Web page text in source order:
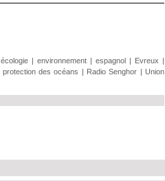
écologie| environnement| espagnol Evreux
protection des océans Radio Senghor |Union